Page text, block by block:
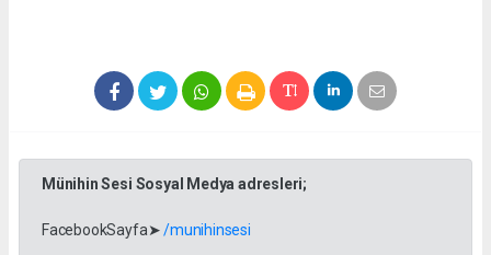
Münihin Sesi Sosyal Medya adresleri;
FacebookSayfa➤/munihinsesi